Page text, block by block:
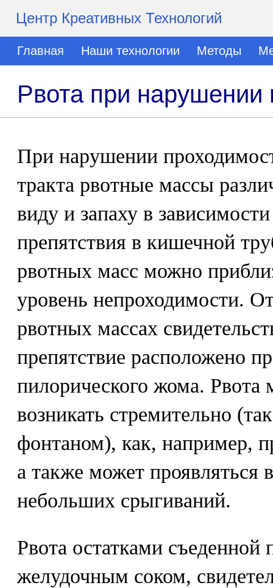
Центр Креативных Технологий
Главная Наши технологии Методы
Рвота при нарушении
При нарушении
тракта рвотные массы
виду и запаху в
препятствия в кишечной
рвотных масс можно
уровень непроходимости.
рвотных массах
препятствие расположено
пилорического жома.
возникать стремительно
фонтаном), как, например,
а также может проявляться
небольших срыгиваний.
Рвота остатками
желудочным соком,